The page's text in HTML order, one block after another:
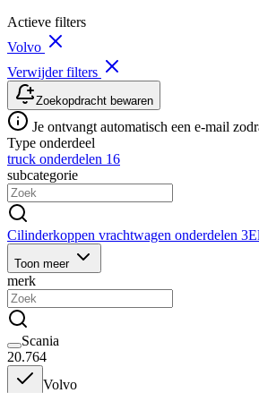
Actieve filters
Volvo
Verwijder filters
Zoekopdracht bewaren
Je ontvangt automatisch een e-mail
Type onderdeel
truck onderdelen 16
subcategorie
Cilinderkoppen vrachtwagen onderdelen 3
Toon meer
merk
Scania
20.764
Volvo